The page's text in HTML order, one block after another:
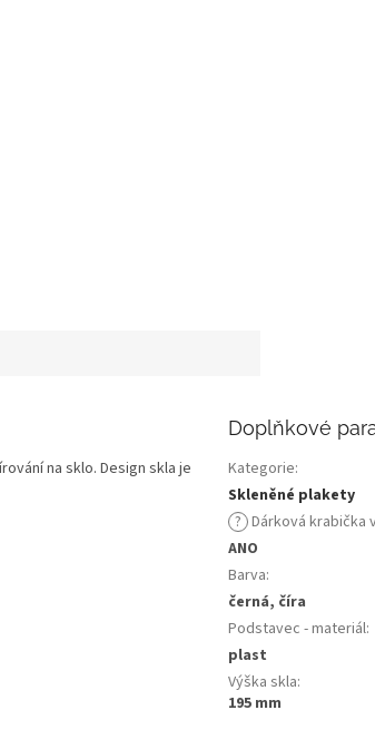
na sklo. Design skla je
Doplňkové
Kategorie:
Skleněné plakety
? Dárková krabička
ANO
Barva:
černá, číra
Podstavec - materiál:
plast
Výška skla:
195 mm